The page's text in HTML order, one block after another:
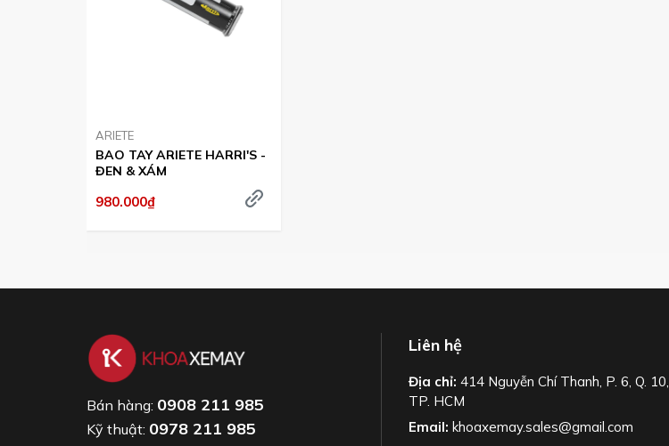
ARIETE
BAO TAY ARIETE HARRI'S -
ĐEN & XÁM
980.000₫
Bán hàng: 0908 211 985
Kỹ thuật: 0978 211 985
Liên hệ
Địa chỉ:414 Nguyễn Chí Thanh, P. 6, Q. 10,
TP. HCM
Email:khoaxemay.sales@gmail.com